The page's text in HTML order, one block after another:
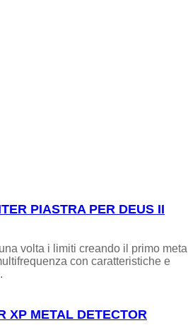
PIASTRA PER DEUS II
volta i limiti creando il primo
con caratteristiche e
XP METAL DETECTOR